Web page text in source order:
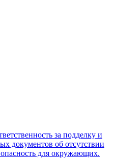
за подделку и
документов об отсутствии
для окружающих.